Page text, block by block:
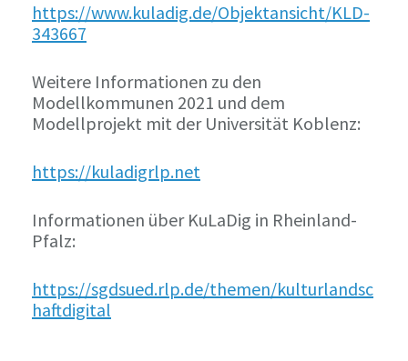
https://www.kuladig.de/Objektansicht/KLD-
343667
Weitere Informationen zu den
Modellkommunen 2021 und dem
Modellprojekt mit der Universität Koblenz:
https://kuladigrlp.net
Informationen über KuLaDig in Rheinland-
Pfalz:
https://sgdsued.rlp.de/themen/kulturlandsc
haftdigital